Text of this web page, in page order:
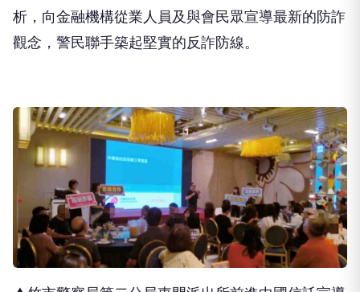
析，向金融機構從業人員及與會民眾宣導最新的防詐
觀念，警民聯手築起堅實的反詐防線。